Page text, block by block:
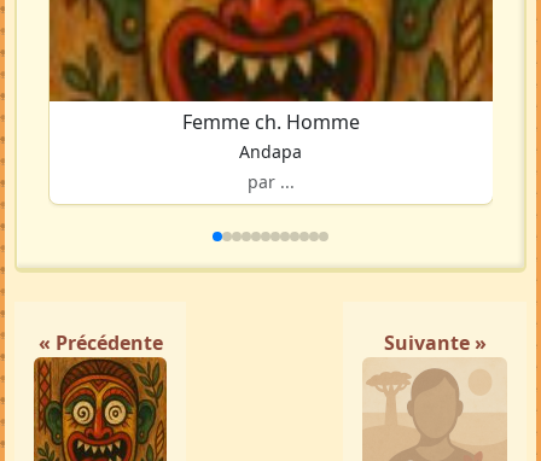
Femme ch. Homme
Andapa
par ...
« Précédente Suivante »